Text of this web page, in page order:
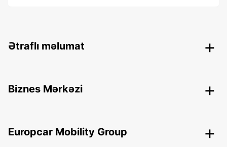
Ətraflı məlumat
Biznes Mərkəzi
Europcar Mobility Group